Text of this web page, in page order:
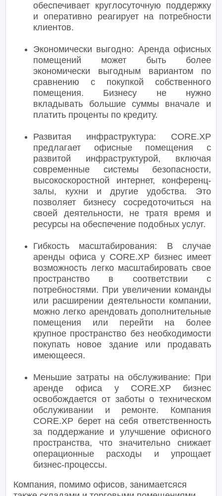
обеспечивает круглосуточную поддержку
и оперативно реагирует на потребности
клиентов.
Экономически выгодно: Аренда офисных
помещений может быть более
экономически выгодным вариантом по
сравнению с покупкой собственного
помещения. Бизнесу не нужно
вкладывать большие суммы вначале и
платить проценты по кредиту.
Развитая инфраструктура: CORE.XP
предлагает офисные помещения с
развитой инфраструктурой, включая
современные системы безопасности,
высокоскоростной интернет, конференц-
залы, кухни и другие удобства. Это
позволяет бизнесу сосредоточиться на
своей деятельности, не тратя время и
ресурсы на обеспечение подобных услуг.
Гибкость масштабирования: В случае
аренды офиса у CORE.XP бизнес имеет
возможность легко масштабировать свое
пространство в соответствии с
потребностями. При увеличении команды
или расширении деятельности компании,
можно легко арендовать дополнительные
помещения или перейти на более
крупное пространство без необходимости
покупать новое здание или продавать
имеющееся.
Меньшие затраты на обслуживание: При
аренде офиса у CORE.XP бизнес
освобождается от заботы о техническом
обслуживании и ремонте. Компания
CORE.XP берет на себя ответственность
за поддержание и улучшение офисного
пространства, что значительно снижает
операционные расходы и упрощает
бизнес-процессы.
Компания, помимо офисов, занимаетсяся